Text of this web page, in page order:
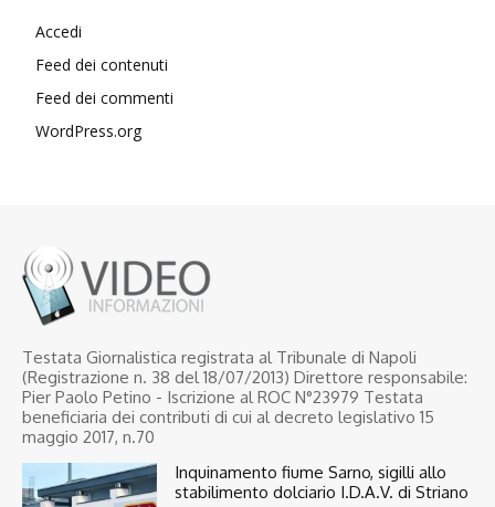
Accedi
Feed dei contenuti
Feed dei commenti
WordPress.org
Testata Giornalistica registrata al Tribunale di Napoli
(Registrazione n. 38 del 18/07/2013) Direttore responsabile:
Pier Paolo Petino - Iscrizione al ROC N°23979 Testata
beneficiaria dei contributi di cui al decreto legislativo 15
maggio 2017, n.70
Inquinamento fiume Sarno, sigilli allo
stabilimento dolciario I.D.A.V. di Striano